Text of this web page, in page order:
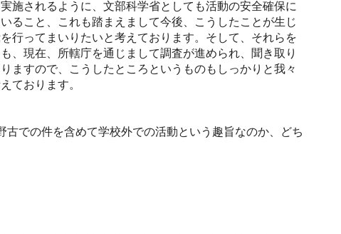
施されるように、文部科学省としても活動の安全確保に
ること、これも踏まえまして今後、こうしたことが生じ
行ってまいりたいと考えております。そして、それらを
、現在、所轄庁を通じまして調査が進められ、聞き取り
ますので、こうしたところというものもしっかりと我々
ております。
での件を含めて学校外での活動という趣旨なのか、どち